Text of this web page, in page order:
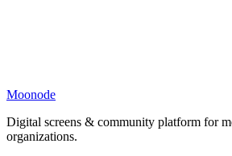
Moonode
Digital screens & community platform for
organizations.